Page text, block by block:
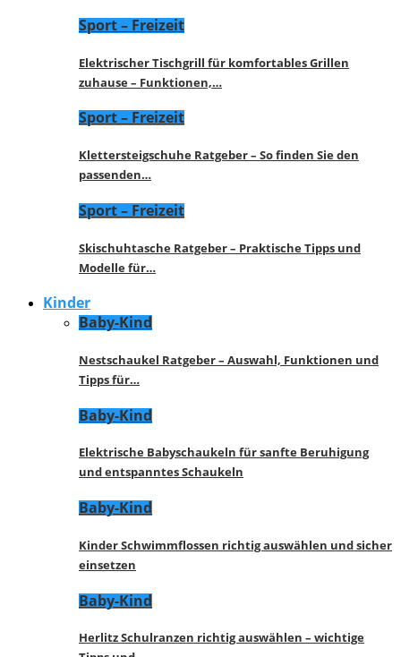
Sport – Freizeit
Elektrischer Tischgrill für komfortables Grillen
zuhause – Funktionen,…
Sport – Freizeit
Klettersteigschuhe Ratgeber – So finden Sie den
passenden…
Sport – Freizeit
Skischuhtasche Ratgeber – Praktische Tipps und
Modelle für…
Kinder
Baby-Kind
Nestschaukel Ratgeber – Auswahl, Funktionen und
Tipps für…
Baby-Kind
Elektrische Babyschaukeln für sanfte Beruhigung
und entspanntes Schaukeln
Baby-Kind
Kinder Schwimmflossen richtig auswählen und sicher
einsetzen
Baby-Kind
Herlitz Schulranzen richtig auswählen – wichtige